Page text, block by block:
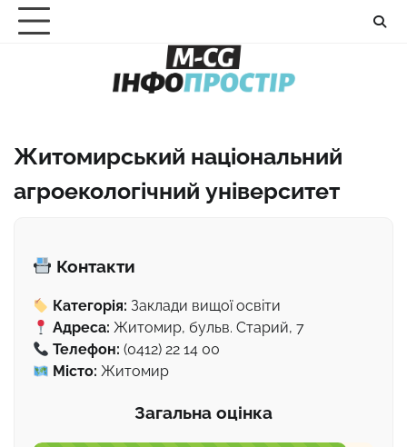
Перейти
Житомирський національний
агроекологічний університет
Контакти
Категорія: Заклади вищої освіти
Адреса: Житомир, бульв. Старий, 7
Телефон: (0412) 22 14 00
Місто: Житомир
Загальна оцінка